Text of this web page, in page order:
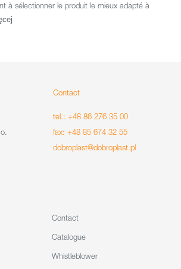
à sélectionner le produit le mieux adapté à
Contact
tel.: +48 86 276 35 00
fax: +48 85 674 32 55
dobroplast@dobroplast.pl
Contact
Catalogue
Whistleblower